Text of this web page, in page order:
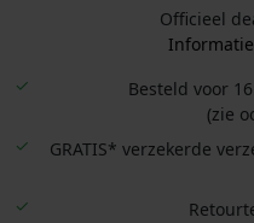
Officieel
Besteld voor
(zie
GRATIS* verzekerde